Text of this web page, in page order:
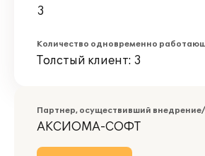
3
Количество одновременно
Толстый клиент: 3
Партнер, осуществивший
АКСИОМА-СОФТ